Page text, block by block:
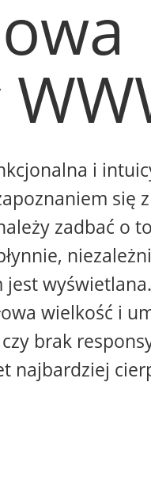
i
się
zadbać o
wielkość i
brak
najbardziej